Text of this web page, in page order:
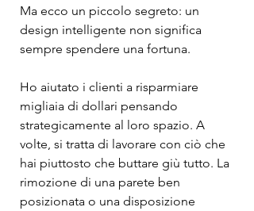
Ma ecco un piccolo segreto: un
design intelligente non significa
sempre spendere una fortuna.
Ho aiutato i clienti a risparmiare
migliaia di dollari pensando
strategicamente al loro spazio. A
volte, si tratta di lavorare con ciò che
hai piuttosto che buttare giù tutto. La
rimozione di una parete ben
posizionata o una disposizione